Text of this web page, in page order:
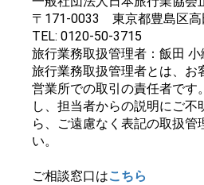
〒171-0033 東京都豊島区高
TEL: 0120-50-3715
旅行業務取扱管理者：飯田 小
旅行業務取扱管理者とは、お
営業所での取引の責任者です
し、担当者からの説明にご不
ら、ご遠慮なく表記の取扱管
い。
ご相談窓口はこちら